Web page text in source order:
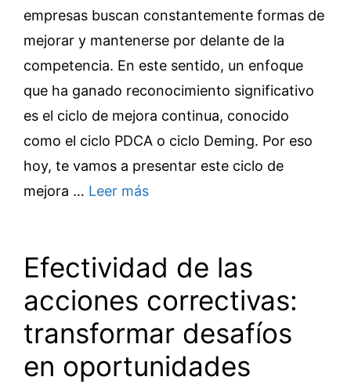
empresas buscan constantemente formas de
mejorar y mantenerse por delante de la
competencia. En este sentido, un enfoque
que ha ganado reconocimiento significativo
es el ciclo de mejora continua, conocido
como el ciclo PDCA o ciclo Deming. Por eso
hoy, te vamos a presentar este ciclo de
mejora … Leer más
Efectividad de las
acciones correctivas:
transformar desafíos
en oportunidades